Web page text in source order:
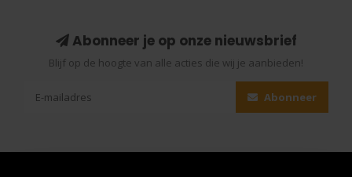
Abonneer je op onze nieuwsbrief
Blijf op de hoogte van alle acties die wij je aanbieden!
Abonneer